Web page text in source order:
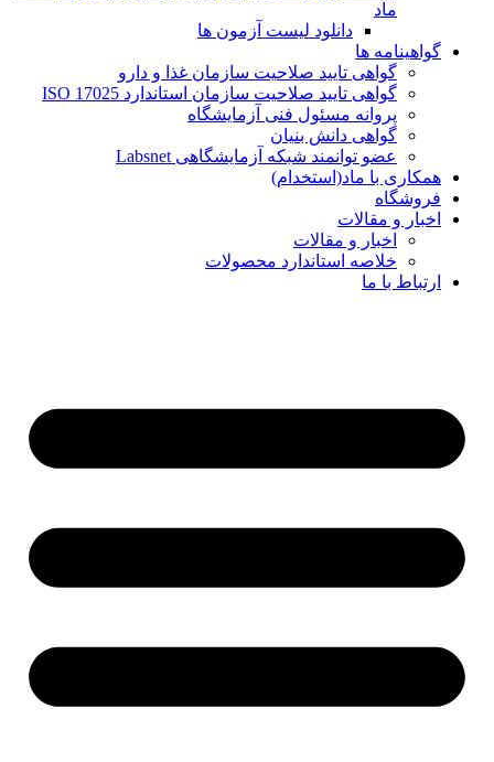
دانلود لیست آزمون ها
گواهینامه ها
گواهی تایید صلاحیت سازمان غذا و دارو
گواهی تایید صلاحیت سازمان استاندارد ISO 17025
پروانه مسئول فنی آزمایشگاه
گواهی دانش بنیان
عضو توانمند شبکه آزمایشگاهی Labsnet
همکاری با ماد(استخدام)
فروشگاه
اخبار و مقالات
اخبار و مقالات
خلاصه استاندارد محصولات
ارتباط با ما